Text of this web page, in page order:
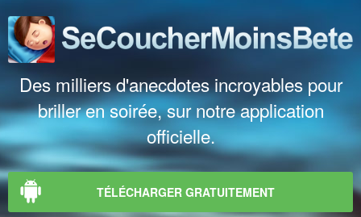
Des milliers d'anecdotes incroyables pour
briller en soirée, sur notre application
officielle.
TÉLÉCHARGER GRATUITEMENT